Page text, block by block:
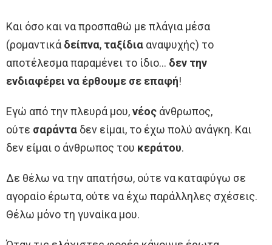
Και όσο και να προσπαθώ με πλάγια μέσα
(ρομαντικάδείπνα, ταξίδια αναψυχής) το
αποτέλεσμα παραμένει το ίδιο… δεν την
ενδιαφέρει να έρθουμε σε επαφή!
Εγώ από την πλευρά μου,νέος άνθρωπος,
ούτε σαράντα δεν είμαι, το έχω πολύ ανάγκη. Και
δεν είμαι ο άνθρωπος του κεράτου.
Δε θέλω να την απατήσω, ούτε να καταφύγω σε
αγοραίο έρωτα, ούτε να έχω παράλληλες σχέσεις.
Θέλω μόνο τη γυναίκα μου.